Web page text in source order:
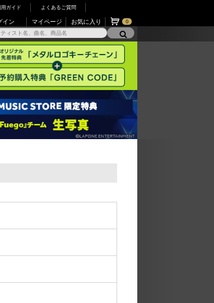
用ガイド よくあるご質問
イン マイページ お気に入り 0